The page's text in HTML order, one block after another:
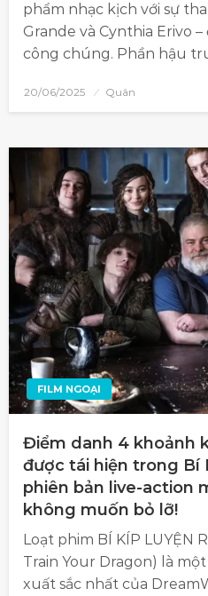
phẩm nhạc kịch với sự
Grande và Cynthia Erivo
công chúng. Phần hậu
20/06/2025 Quân
FILM NGOẠI
Điểm danh 4 khoảnh
được tái hiện trong Bí
phiên bản live-action
không muốn bỏ lỡ!
Loạt phim BÍ KÍP LUYỆN
Train Your Dragon) là
xuất sắc nhất của